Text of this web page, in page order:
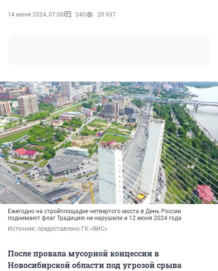
14 июня 2024, 07:00 240 20 937
Ежегодно на стройплощадке четвертого моста в День России
поднимают флаг Традицию не нарушили и 12 июня 2024 года
Источник: предоставлено ГК «ВИС»
После провала мусорной концессии в
Новосибирской области под угрозой срыва